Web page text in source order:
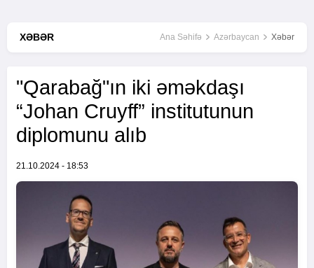
XƏBƏR Ana Səhifə Azərbaycan Xəbər
"Qarabağ"ın iki əməkdaşı
“Johan Cruyff” institutunun
diplomunu alıb
21.10.2024 - 18:53